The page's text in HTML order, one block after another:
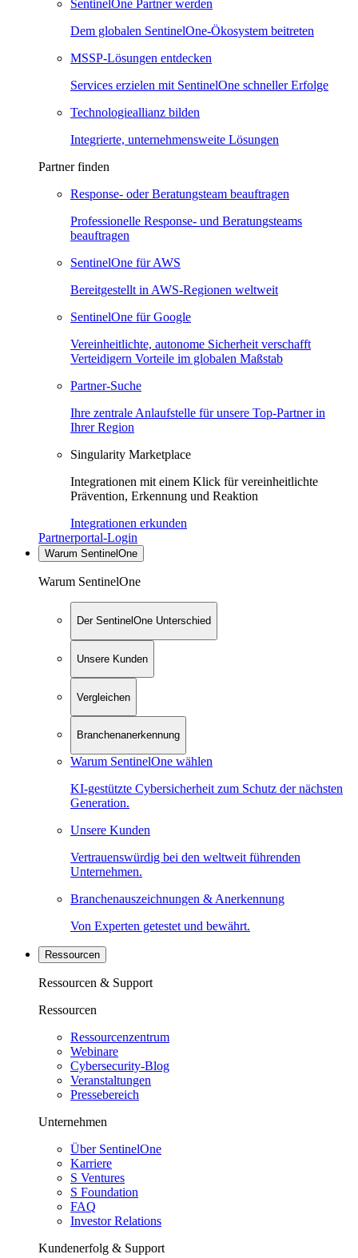
SentinelOne Partner werden
Dem globalen SentinelOne-Ökosystem beitreten
MSSP-Lösungen entdecken
Services erzielen mit SentinelOne schneller Erfolge
Technologieallianz bilden
Integrierte, unternehmensweite Lösungen
Partner finden
Response- oder Beratungsteam beauftragen
Professionelle Response- und Beratungsteams
beauftragen
SentinelOne für AWS
Bereitgestellt in AWS-Regionen weltweit
SentinelOne für Google
Vereinheitlichte, autonome Sicherheit verschafft
Verteidigern Vorteile im globalen Maßstab
Partner-Suche
Ihre zentrale Anlaufstelle für unsere Top-Partner in
Ihrer Region
Singularity Marketplace
Integrationen mit einem Klick für vereinheitlichte
Prävention, Erkennung und Reaktion
Integrationen erkunden
Partnerportal-Login
Warum SentinelOne
Warum SentinelOne
Der SentinelOne Unterschied
Unsere Kunden
Vergleichen
Branchenanerkennung
Warum SentinelOne wählen
KI-gestützte Cybersicherheit zum Schutz der nächsten
Generation.
Unsere Kunden
Vertrauenswürdig bei den weltweit führenden
Unternehmen.
Branchenauszeichnungen & Anerkennung
Von Experten getestet und bewährt.
Ressourcen
Ressourcen & Support
Ressourcen
Ressourcenzentrum
Webinare
Cybersecurity-Blog
Veranstaltungen
Pressebereich
Unternehmen
Über SentinelOne
Karriere
S Ventures
S Foundation
FAQ
Investor Relations
Kundenerfolg & Support